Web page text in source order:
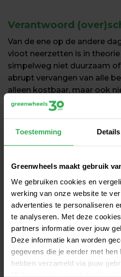
Toestemming Details
Greenwheels maakt gebruik
We gebruiken cookies en
werking van onze website te
advertenties te personaliseren
te analyseren. Met deze
partners informatie over jouw
Deze informatie kan worden
gegevens die je eerder met hen
hebben verzameld via jouw
Verantwoord
Van de ene op de andere
vloot neerzetten is in
simpelweg niet duurzaam
abrupt vervangen van alle
alleen kostbaar, maar ook
Auto’s produceren vergt
het voortijdig afschrijven
kiezen we bewust voor een
modellen zodra dit een
Daarnaast verloopt de
steden minder snel dan
auto’s hebben vaste
elektrische auto’s hoort
elke deelautolocatie is
geschikt voor en het vinden